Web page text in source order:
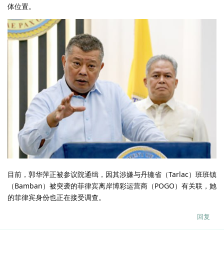
体位置。
目前，郭华萍正被参议院通缉，因其涉嫌与丹辘省（Tarlac）班班镇
（Bamban）被突袭的菲律宾离岸博彩运营商（POGO）有关联，她
的菲律宾身份也正在接受调查。
回复